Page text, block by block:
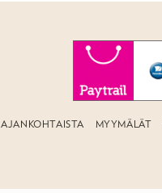
AJANKOHTAISTA MYYMÄLÄT